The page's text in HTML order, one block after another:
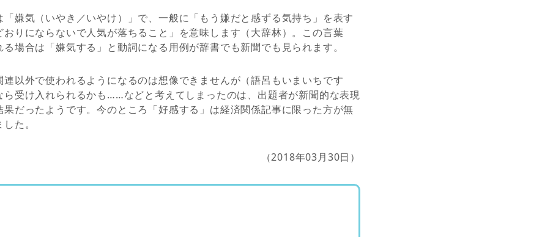
「嫌気（いやき／いやけ）」で、一般に「もう嫌だと感ずる気持ち」を表す
おりにならないで人気が落ちること」を意味します（大辞林）。この言葉
場合は「嫌気する」と動詞になる用例が辞書でも新聞でも見られます。
連以外で使われるようになるのは想像できませんが（語呂もいまいちです
ら受け入れられるかも……などと考えてしまったのは、出題者が新聞的な表現
だったようです。今のところ「好感する」は経済関係記事に限った方が無
た。
（2018年03月30日）